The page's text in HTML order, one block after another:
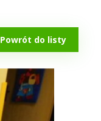
Powrót do listy